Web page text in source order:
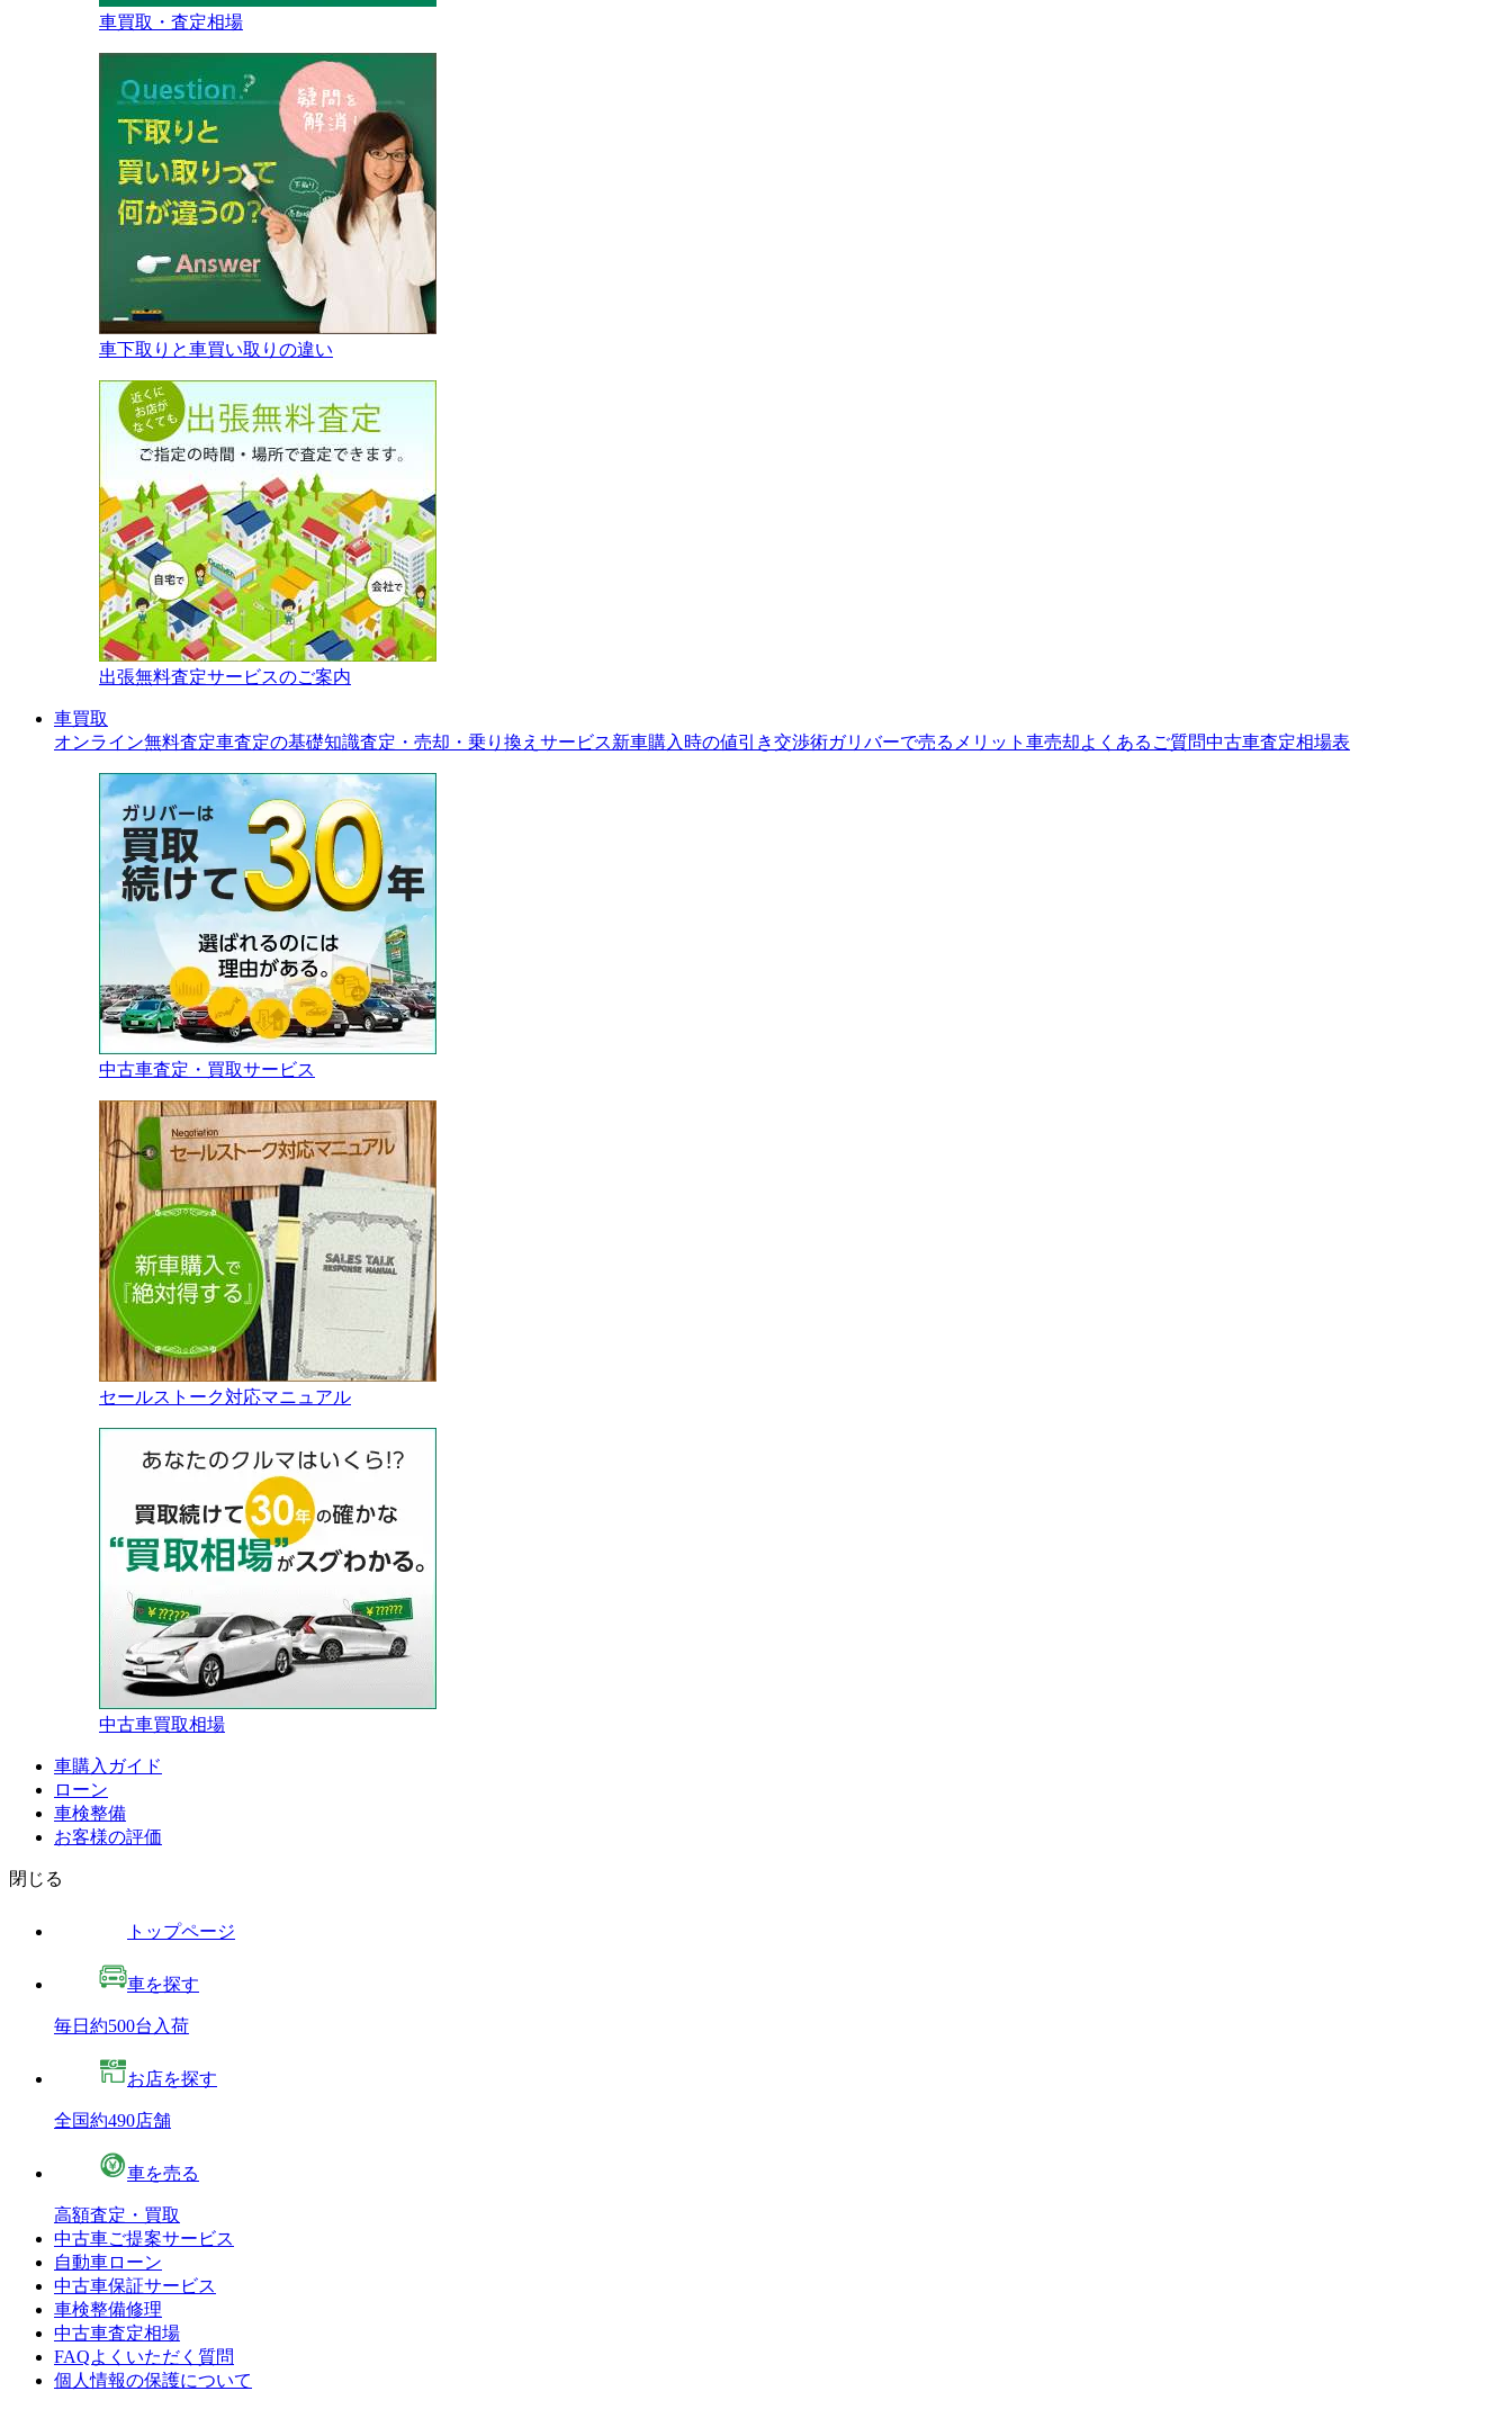
車買取・査定相場
車下取りと車買い取りの違い
出張無料査定サービスのご案内
車買取
オンライン無料査定車査定の基礎知識査定・売却・乗り換えサービス新車購入時の値引き交渉術ガリバーで売るメリット 車売却よくあるご質問中古車査定相場表
中古車査定・買取サービス
セールストーク対応マニュアル
中古車買取相場
車購入ガイド
ローン
車検整備
お客様の評価
閉じる
トップページ
車を探す
毎日約500台入荷
お店を探す
全国約490店舗
車を売る
高額査定・買取
中古車ご提案サービス
自動車ローン
中古車保証サービス
車検整備修理
中古車査定相場
FAQよくいただく質問
個人情報の保護について